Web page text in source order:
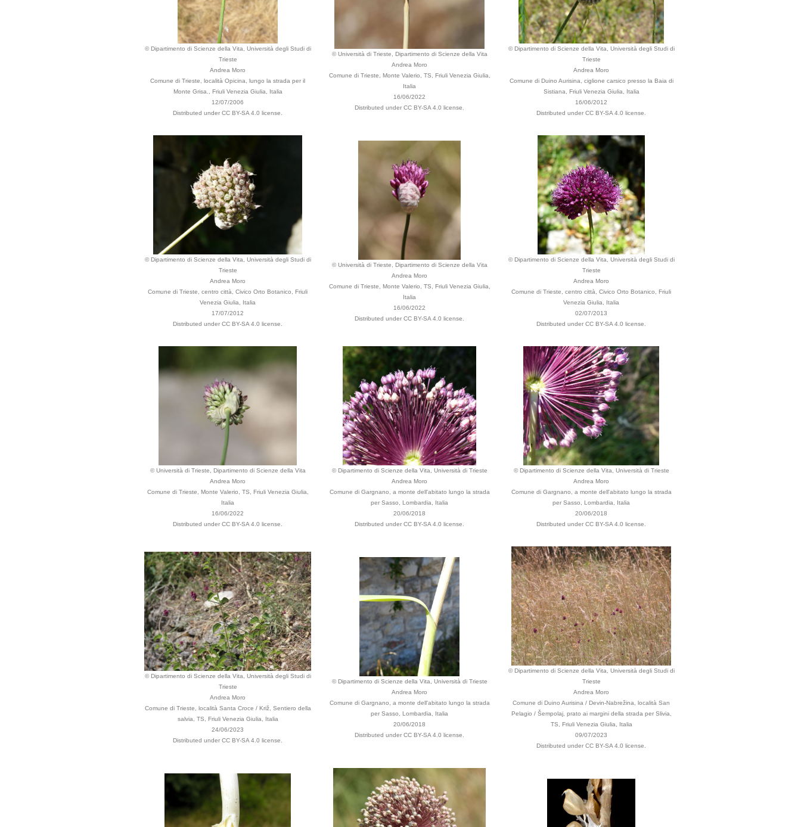
© Dipartimento di Scienze della Vita, Università degli Studi di
Trieste
Andrea Moro
Comune di Trieste, località Opicina, lungo la strada per il
Monte Grisa., Friuli Venezia Giulia, Italia
12/07/2006
Distributed under CC BY-SA 4.0 license.
© Università di Trieste, Dipartimento di Scienze della Vita
Andrea Moro
Comune di Trieste, Monte Valerio, TS, Friuli Venezia Giulia,
Italia
16/06/2022
Distributed under CC BY-SA 4.0 license.
© Dipartimento di Scienze della Vita, Università degli Studi di
Trieste
Andrea Moro
Comune di Duino Aurisina, ciglione carsico presso la Baia di
Sistiana, Friuli Venezia Giulia, Italia
16/06/2012
Distributed under CC BY-SA 4.0 license.
© Dipartimento di Scienze della Vita, Università degli Studi di
Trieste
Andrea Moro
Comune di Trieste, centro città, Civico Orto Botanico, Friuli
Venezia Giulia, Italia
17/07/2012
Distributed under CC BY-SA 4.0 license.
© Università di Trieste, Dipartimento di Scienze della Vita
Andrea Moro
Comune di Trieste, Monte Valerio, TS, Friuli Venezia Giulia,
Italia
16/06/2022
Distributed under CC BY-SA 4.0 license.
© Dipartimento di Scienze della Vita, Università degli Studi di
Trieste
Andrea Moro
Comune di Trieste, centro città, Civico Orto Botanico, Friuli
Venezia Giulia, Italia
02/07/2013
Distributed under CC BY-SA 4.0 license.
© Università di Trieste, Dipartimento di Scienze della Vita
Andrea Moro
Comune di Trieste, Monte Valerio, TS, Friuli Venezia Giulia,
Italia
16/06/2022
Distributed under CC BY-SA 4.0 license.
© Dipartimento di Scienze della Vita, Università di Trieste
Andrea Moro
Comune di Gargnano, a monte dell'abitato lungo la strada
per Sasso, Lombardia, Italia
20/06/2018
Distributed under CC BY-SA 4.0 license.
© Dipartimento di Scienze della Vita, Università di Trieste
Andrea Moro
Comune di Gargnano, a monte dell'abitato lungo la strada
per Sasso, Lombardia, Italia
20/06/2018
Distributed under CC BY-SA 4.0 license.
© Dipartimento di Scienze della Vita, Università degli Studi di
Trieste
Andrea Moro
Comune di Trieste, località Santa Croce / Križ, Sentiero della
salvia, TS, Friuli Venezia Giulia, Italia
24/06/2023
Distributed under CC BY-SA 4.0 license.
© Dipartimento di Scienze della Vita, Università di Trieste
Andrea Moro
Comune di Gargnano, a monte dell'abitato lungo la strada
per Sasso, Lombardia, Italia
20/06/2018
Distributed under CC BY-SA 4.0 license.
© Dipartimento di Scienze della Vita, Università degli Studi di
Trieste
Andrea Moro
Comune di Duino Aurisina / Devin-Nabrežina, località San
Pelagio / Šempolaj, prato ai margini della strada per Slivia,
TS, Friuli Venezia Giulia, Italia
09/07/2023
Distributed under CC BY-SA 4.0 license.